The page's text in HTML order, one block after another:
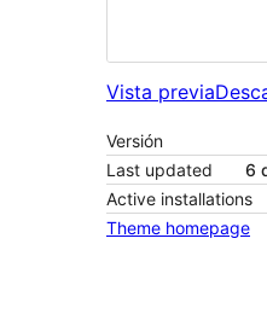
Vista previa
Versión
Last updated
6
Active installations
Theme homepage